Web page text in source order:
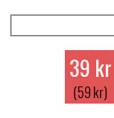
39 kr
(59 kr)